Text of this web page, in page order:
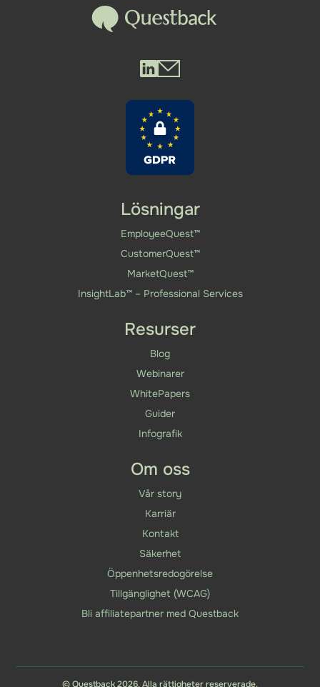
Questback LinkedIn
Questback Mail
Lösningar
EmployeeQuest™
CustomerQuest™
MarketQuest™
InsightLab™ – Professional Services
Resurser
Blog
Webinarer
WhitePapers
Guider
Infografik
Om oss
Vår story
Karriär
Kontakt
Säkerhet
Öppenhetsredogörelse
Tillgänglighet (WCAG)
Bli affiliatepartner med Questback
© Questback 2026. Alla rättigheter reserverade.